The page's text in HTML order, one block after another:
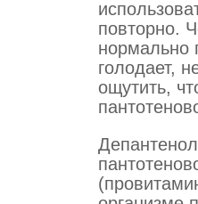
повторно.
нормально
голодает,
ощутить,